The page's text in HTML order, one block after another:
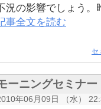
況の影響でしょう。
事全文を読む
セ
ーニングセミナー
年06月09日 （水）